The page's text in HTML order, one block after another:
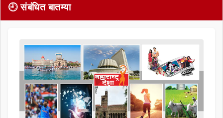
🕘 संबंधित बातम्या